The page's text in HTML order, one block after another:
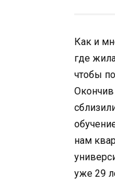
Как и
где
чтобы
Окончив
нам
уже 29